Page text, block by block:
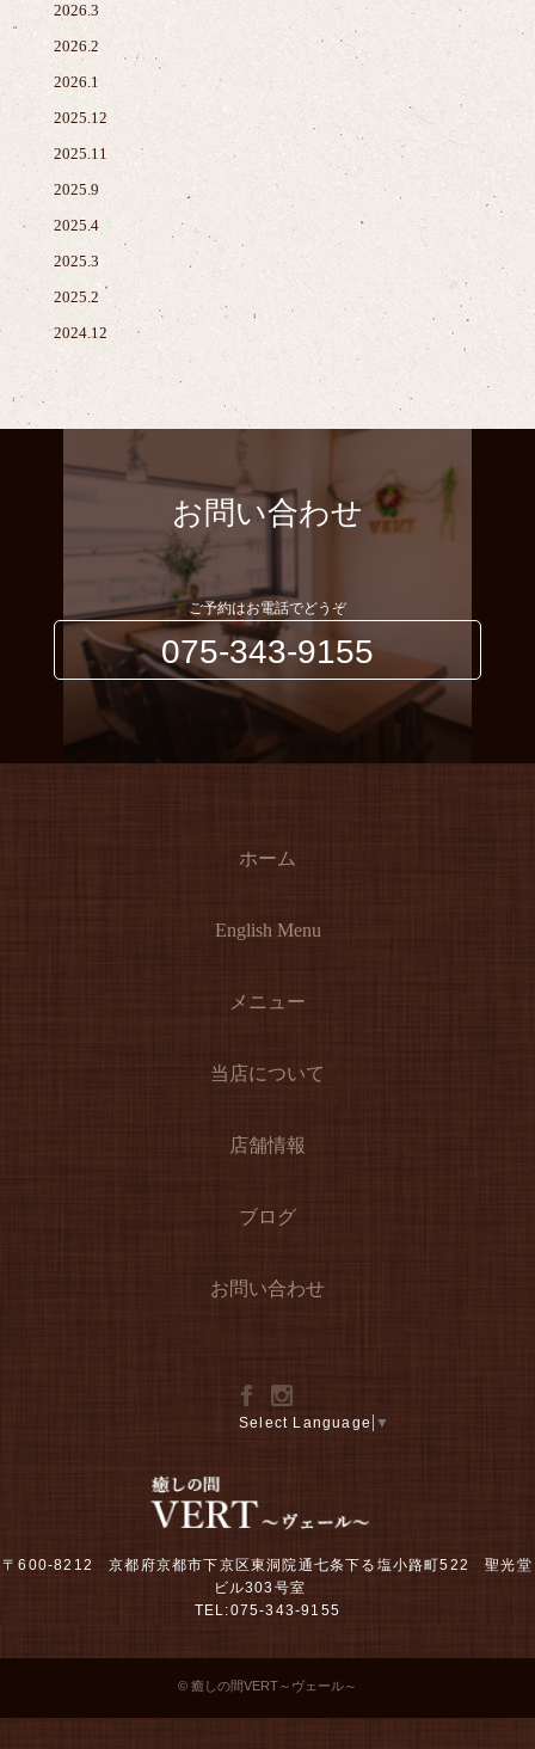
2026.3
2026.2
2026.1
2025.12
2025.11
2025.9
2025.4
2025.3
2025.2
2024.12
お問い合わせ
ご予約はお電話でどうぞ
075-343-9155
ホーム
English Menu
メニュー
当店について
店舗情報
ブログ
お問い合わせ
Select Language ▼
〒600-8212 京都府京都市下京区東洞院通七条下る塩小路町522 聖光堂
ビル303号室
TEL:075-343-9155
© 癒しの間VERT～ヴェール～